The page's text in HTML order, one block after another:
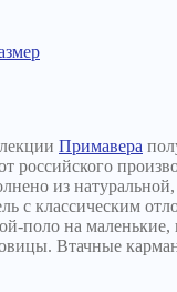
Примавера
российского
из
с классическим
поло на
Втачные